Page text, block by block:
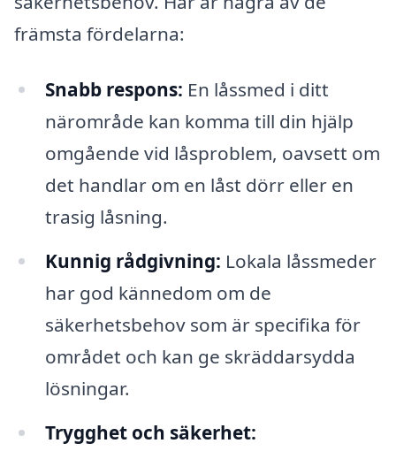
främsta fördelarna:
Snabb respons: En låssmed i ditt
närområde kan komma till din hjälp
omgående vid låsproblem, oavsett om
det handlar om en låst dörr eller en
trasig låsning.
Kunnig rådgivning: Lokala låssmeder
har god kännedom om de
säkerhetsbehov som är specifika för
området och kan ge skräddarsydda
lösningar.
Trygghet och säkerhet: